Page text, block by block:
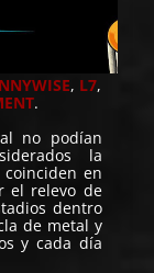
, L7,
.
no podían
la
en
el relevo de
dentro
de metal y
y cada día